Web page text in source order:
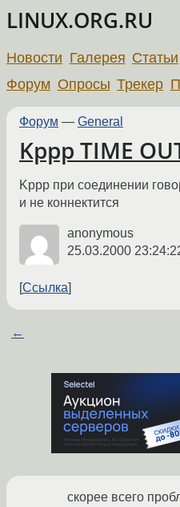
LINUX.ORG.RU
Новости Галерея Статьи
Форум Опросы Трекер
Форум — General
Kppp TIME
Kppp при соединении
и не коннектится
anonymous
25.03.2000
Ссылка
←
скорее всего